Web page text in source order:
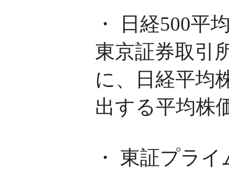
・ 日経500平
東京証券取引
に、日経平均
出する平均株
・ 東証プラ